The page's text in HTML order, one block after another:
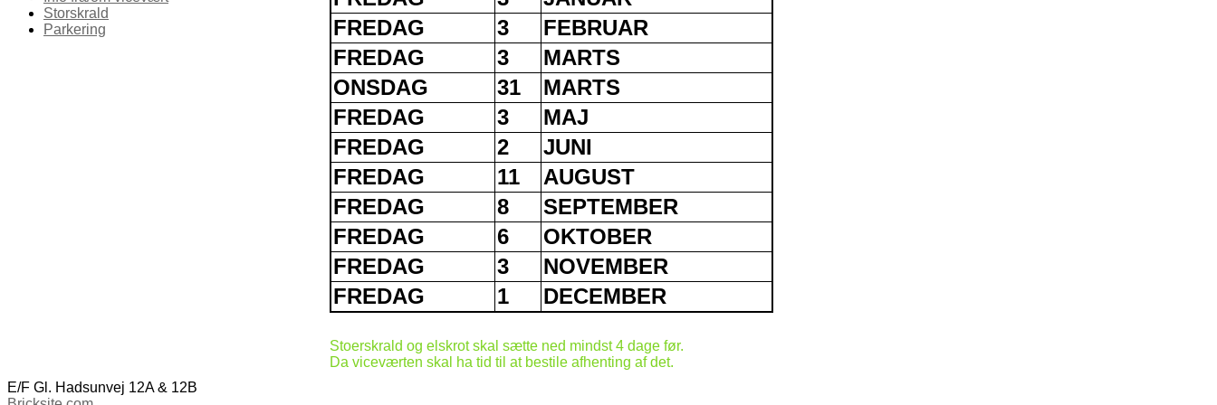
Storskrald
Parkering
FREDAG
3
FEBRUAR
FREDAG
3
MARTS
ONSDAG
31
MARTS
FREDAG
3
MAJ
FREDAG
2
JUNI
FREDAG
11
AUGUST
FREDAG
8
SEPTEMBER
FREDAG
6
OKTOBER
FREDAG
3
NOVEMBER
FREDAG
1 DECEMBER
Stoerskrald og elskrot skal sætte ned mindst 4 dage før.
Da viceværten skal ha tid til at bestile afhenting af det.
E/F Gl. Hadsunvej 12A & 12B